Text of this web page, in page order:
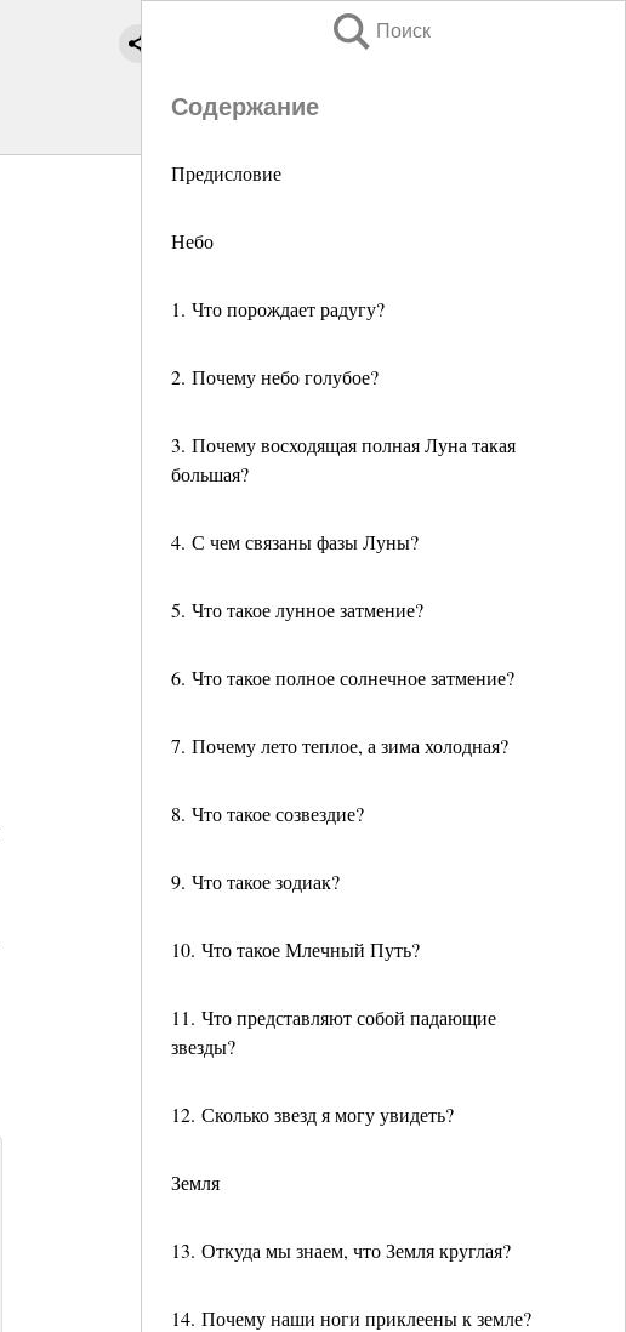
Поиск
Содержание
Предисловие
Небо
1. Что порождает радугу?
2. Почему небо голубое?
3. Почему восходящая полная Луна такая
большая?
4. С чем связаны фазы Луны?
5. Что такое лунное затмение?
6. Что такое полное солнечное затмение?
7. Почему лето теплое, а зима холодная?
8. Что такое созвездие?
9. Что такое зодиак?
10. Что такое Млечный Путь?
11. Что представляют собой падающие
звезды?
12. Сколько звезд я могу увидеть?
Земля
13. Откуда мы знаем, что Земля круглая?
14. Почему наши ноги приклеены к земле?